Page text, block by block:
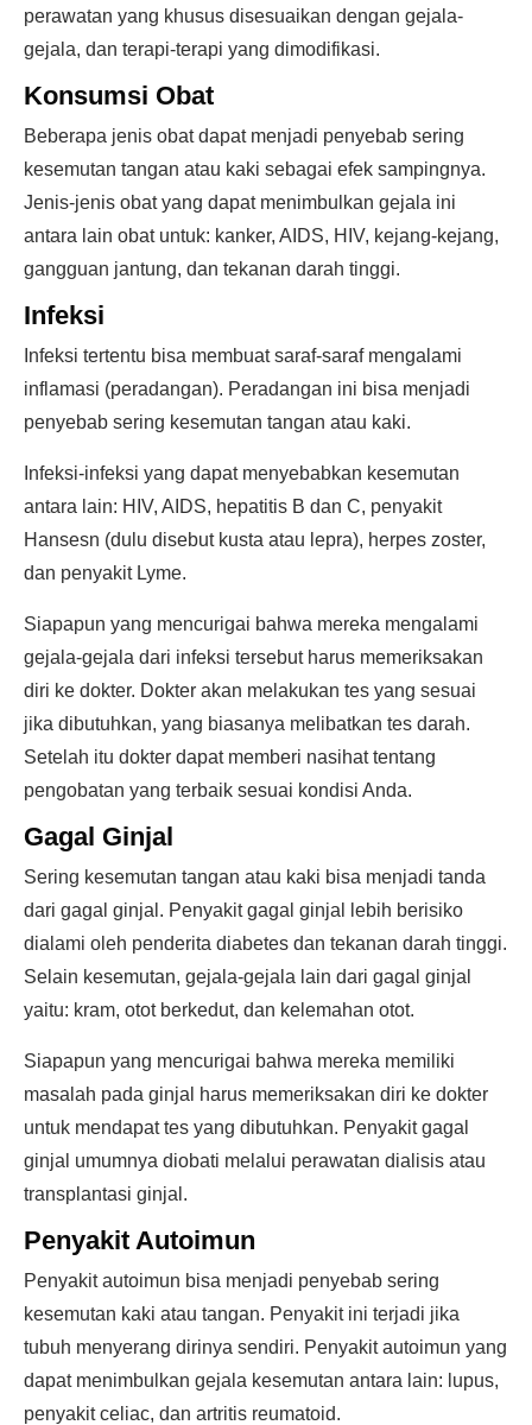
perawatan yang khusus disesuaikan dengan gejala-
gejala, dan terapi-terapi yang dimodifikasi.
Konsumsi Obat
Beberapa jenis obat dapat menjadi penyebab sering
kesemutan tangan atau kaki sebagai efek sampingnya.
Jenis-jenis obat yang dapat menimbulkan gejala ini
antara lain obat untuk: kanker, AIDS, HIV, kejang-kejang,
gangguan jantung, dan tekanan darah tinggi.
Infeksi
Infeksi tertentu bisa membuat saraf-saraf mengalami
inflamasi (peradangan). Peradangan ini bisa menjadi
penyebab sering kesemutan tangan atau kaki.
Infeksi-infeksi yang dapat menyebabkan kesemutan
antara lain: HIV, AIDS, hepatitis B dan C, penyakit
Hansesn (dulu disebut kusta atau lepra), herpes zoster,
dan penyakit Lyme.
Siapapun yang mencurigai bahwa mereka mengalami
gejala-gejala dari infeksi tersebut harus memeriksakan
diri ke dokter. Dokter akan melakukan tes yang sesuai
jika dibutuhkan, yang biasanya melibatkan tes darah.
Setelah itu dokter dapat memberi nasihat tentang
pengobatan yang terbaik sesuai kondisi Anda.
Gagal Ginjal
Sering kesemutan tangan atau kaki bisa menjadi tanda
dari gagal ginjal. Penyakit gagal ginjal lebih berisiko
dialami oleh penderita diabetes dan tekanan darah tinggi.
Selain kesemutan, gejala-gejala lain dari gagal ginjal
yaitu: kram, otot berkedut, dan kelemahan otot.
Siapapun yang mencurigai bahwa mereka memiliki
masalah pada ginjal harus memeriksakan diri ke dokter
untuk mendapat tes yang dibutuhkan. Penyakit gagal
ginjal umumnya diobati melalui perawatan dialisis atau
transplantasi ginjal.
Penyakit Autoimun
Penyakit autoimun bisa menjadi penyebab sering
kesemutan kaki atau tangan. Penyakit ini terjadi jika
tubuh menyerang dirinya sendiri. Penyakit autoimun yang
dapat menimbulkan gejala kesemutan antara lain: lupus,
penyakit celiac, dan artritis reumatoid.